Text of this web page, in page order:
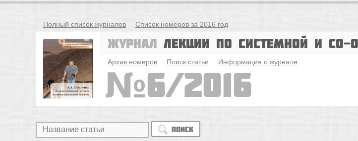
Полный список журналов Список номеров за 2016 год
Журнал Лекции по системной и со-
Архив номеров Поиск статьи Информация о журнале
6/2016
Поиск